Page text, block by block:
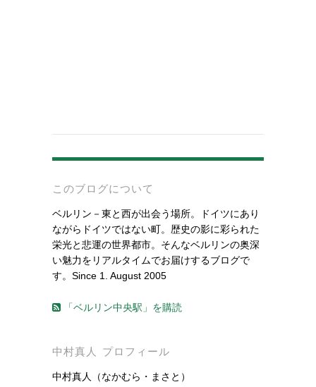
-
このブログについて
ベルリン－東と西が出会う場所。ドイツにあり
ながらドイツではない町。歴史の影に彩られた
栄光と悲運の世界都市。そんなベルリンの奥深
い魅力をリアルタイムでお届けするブログで
す。Since 1. August 2005
「ベルリン中央駅」を購読
中村真人 プロフィール
中村真人（なかむら・まさと）